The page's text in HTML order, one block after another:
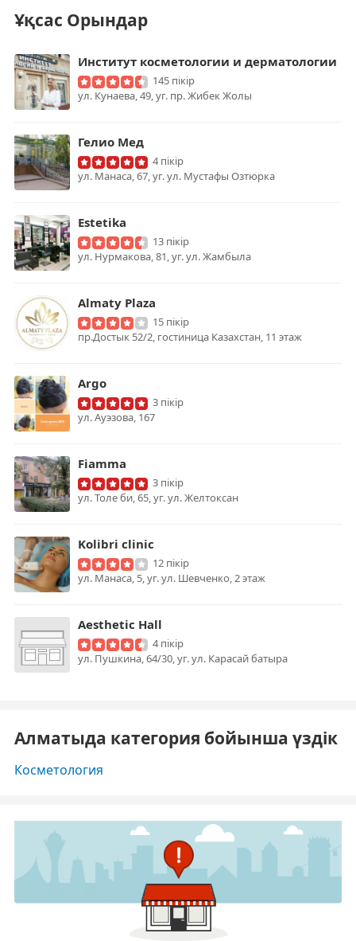
Ұқсас Орындар
Институт косметологии и дерматологии
145 пікір
ул. Кунаева, 49, уг. пр. Жибек Жолы
Гелио Мед
4 пікір
ул. Манаса, 67, уг. ул. Мустафы Озтюрка
Estetika
13 пікір
ул. Нурмакова, 81, уг. ул. Жамбыла
Almaty Plaza
15 пікір
пр.Достык 52/2, гостиница Казахстан, 11 этаж
Argo
3 пікір
ул. Ауэзова, 167
Fiamma
3 пікір
ул. Толе би, 65, уг. ул. Желтоксан
Kolibri clinic
12 пікір
ул. Манаса, 5, уг. ул. Шевченко, 2 этаж
Aesthetic Hall
4 пікір
ул. Пушкина, 64/30, уг. ул. Карасай батыра
Алматыда категория бойынша үздік
Косметология